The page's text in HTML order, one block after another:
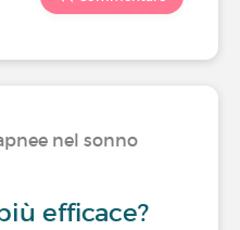
nel sonno
efficace?